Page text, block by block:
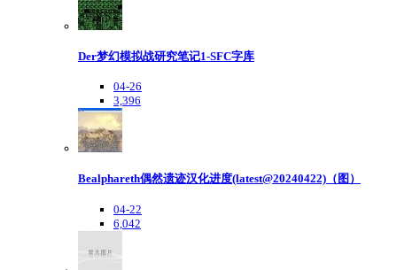
Der梦幻模拟战研究笔记1-SFC字库
04-26
3,396
Bealphareth偶然遗迹汉化进度(latest@20240422)（图）
04-22
6,042